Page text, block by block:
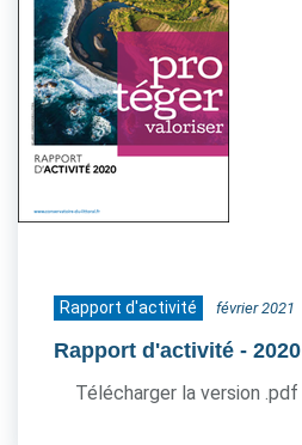
Rapport d'activité février 2021
Rapport d'activité - 2020
Télécharger la version .pdf